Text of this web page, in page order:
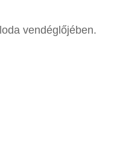
vendéglőjében.